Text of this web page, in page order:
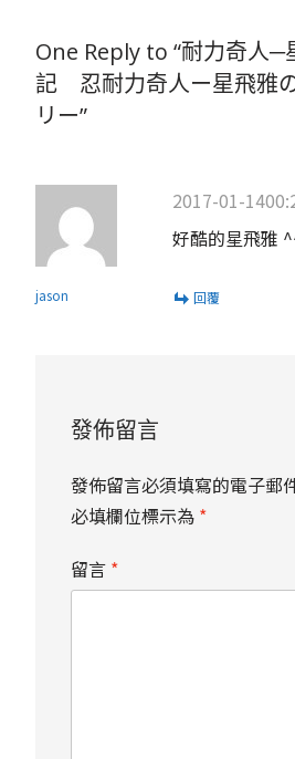
One Reply to “耐力奇人─
記 忍耐力奇人ー星飛雅
リー”
jason
2017-01-
好酷的星飛雅
回覆
發佈留言
發佈留言必須填寫的電子郵
必填欄位標示為 *
留言 *